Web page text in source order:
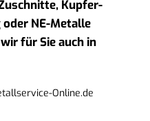
Kupfer-
NE-Metalle
für Sie auch in
Online.de